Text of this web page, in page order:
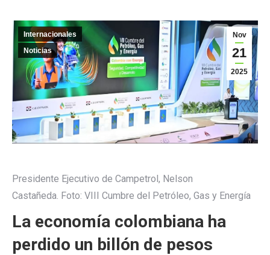
Nov
21
2025
Internacionales
Noticias
Presidente Ejecutivo de Campetrol, Nelson
Castañeda. Foto: VIII Cumbre del Petróleo, Gas y Energía
La economía colombiana ha
perdido un billón de pesos